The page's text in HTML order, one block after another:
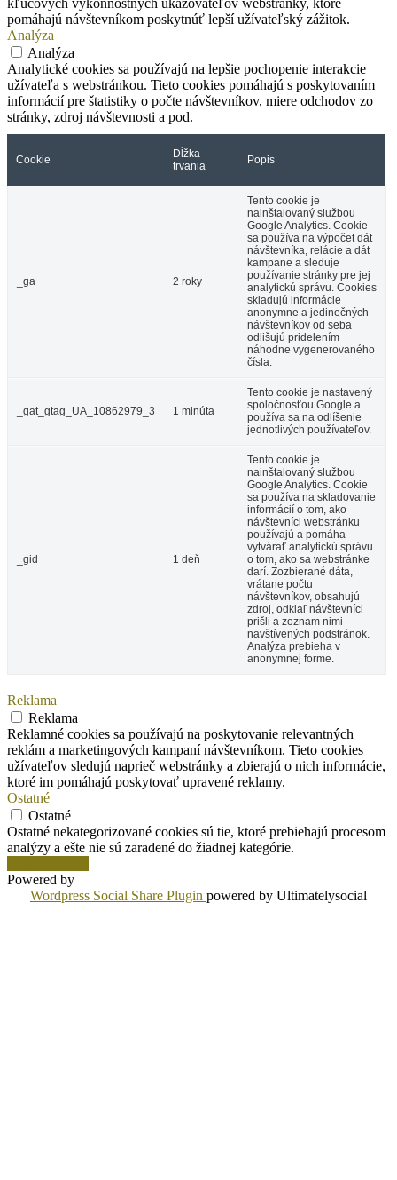
kľúčových výkonnostných ukazovateľov webstránky, ktoré
pomáhajú návštevníkom poskytnúť lepší užívateľský zážitok.
Analýza
Analýza
Analytické cookies sa používajú na lepšie pochopenie interakcie
užívateľa s webstránkou. Tieto cookies pomáhajú s poskytovaním
informácií pre štatistiky o počte návštevníkov, miere odchodov zo
stránky, zdroj návštevnosti a pod.
Cookie
Dĺžka
trvania
Popis
_ga 2 roky
Tento cookie je
nainštalovaný službou
Google Analytics. Cookie
sa používa na výpočet dát
návštevníka, relácie a dát
kampane a sleduje
používanie stránky pre jej
analytickú správu. Cookies
skladujú informácie
anonymne a jedinečných
návštevníkov od seba
odlišujú pridelením
náhodne vygenerovaného
čísla.
_gat_gtag_UA_10862979_3 1 minúta
Tento cookie je nastavený
spoločnosťou Google a
používa sa na odlíšenie
jednotlivých používateľov.
_gid 1 deň
Tento cookie je
nainštalovaný službou
Google Analytics. Cookie
sa používa na skladovanie
informácií o tom, ako
návštevníci webstránku
používajú a pomáha
vytvárať analytickú správu
o tom, ako sa webstránke
darí. Zozbierané dáta,
vrátane počtu
návštevníkov, obsahujú
zdroj, odkiaľ návštevníci
prišli a zoznam nimi
navštívených podstránok.
Analýza prebieha v
anonymnej forme.
Reklama
Reklama
Reklamné cookies sa používajú na poskytovanie relevantných
reklám a marketingových kampaní návštevníkom. Tieto cookies
užívateľov sledujú naprieč webstránky a zbierajú o nich informácie,
ktoré im pomáhajú poskytovať upravené reklamy.
Ostatné
Ostatné
Ostatné nekategorizované cookies sú tie, ktoré prebiehajú procesom
analýzy a ešte nie sú zaradené do žiadnej kategórie.
Powered by
Wordpress Social Share Plugin powered by Ultimatelysocial